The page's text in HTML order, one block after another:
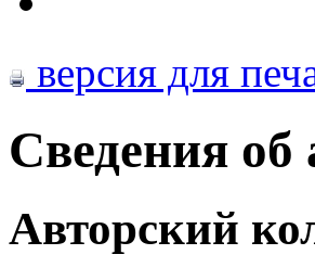
версия для
Сведения об
Авторский